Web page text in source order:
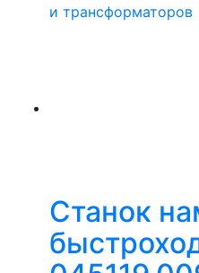
и трансформаторов
Станок